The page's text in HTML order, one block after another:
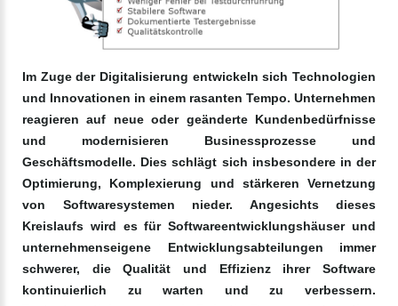
Im Zuge der Digitalisierung entwickeln sich Technologien
und Innovationen in einem rasanten Tempo. Unternehmen
reagieren auf neue oder geänderte Kundenbedürfnisse
und modernisieren Businessprozesse und
Geschäftsmodelle. Dies schlägt sich insbesondere in der
Optimierung, Komplexierung und stärkeren Vernetzung
von Softwaresystemen nieder. Angesichts dieses
Kreislaufs wird es für Softwareentwicklungshäuser und
unternehmenseigene Entwicklungsabteilungen immer
schwerer, die Qualität und Effizienz ihrer Software
kontinuierlich zu warten und zu verbessern.